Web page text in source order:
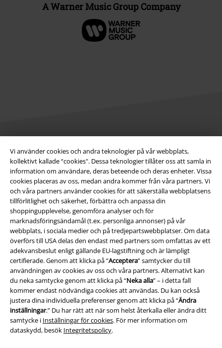
Vi använder cookies och andra teknologier på vår webbplats,
kollektivt kallade “cookies". Dessa teknologier tillåter oss att samla in
information om användare, deras beteende och deras enheter. Vissa
cookies placeras av oss, medan andra kommer från våra partners. Vi
och våra partners använder cookies för att säkerställa webbplatsens
tillförlitlighet och säkerhet, förbättra och anpassa din
shoppingupplevelse, genomföra analyser och för
marknadsföringsändamål (t.ex. personliga annonser) på vår
webbplats, i sociala medier och på tredjepartswebbplatser. Om data
överförs till USA delas den endast med partners som omfattas av ett
adekvansbeslut enligt gällande EU-lagstiftning och är lämpligt
certifierade. Genom att klicka på “Acceptera” samtycker du till
användningen av cookies av oss och våra partners. Alternativt kan
du neka samtycke genom att klicka på “Neka alla” – i detta fall
kommer endast nödvändiga cookies att användas. Du kan också
justera dina individuella preferenser genom att klicka på “Ändra
inställningar.” Du har rätt att när som helst återkalla eller ändra ditt
samtycke i Inställningar för cookies. För mer information om
dataskydd, besök Integritetspolicy.
A Warner Music Group Company
Juridisk information/Villkor
Villkor
Om oss
Ladda ner villkoren
Avfallshantering och miljöskydd
Försäkran om överensstämmelse
Information om tillgänglighet
Inställningar för cookies
Bekräfta ångrat köp